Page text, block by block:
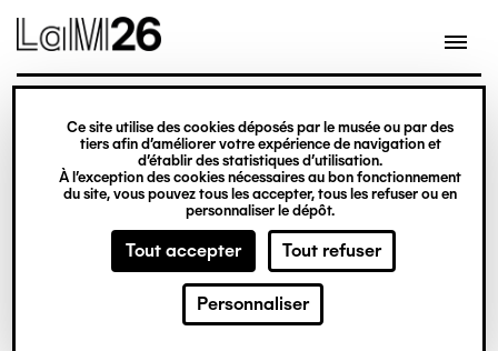
Gestion des cookies
Ce site utilise des cookies déposés par le musée ou par des
tiers afin d’améliorer votre expérience de navigation et
d’établir des statistiques d’utilisation.
À l’exception des cookies nécessaires au bon fonctionnement
du site, vous pouvez tous les accepter, tous les refuser ou en
personnaliser le dépôt.
Tout accepter Tout refuser
Personnaliser
contenu